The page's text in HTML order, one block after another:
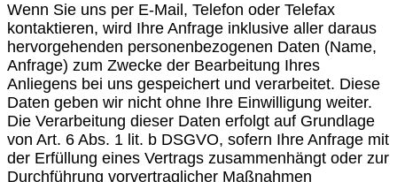
Wenn Sie uns per E-Mail, Telefon oder Telefax
kontaktieren, wird Ihre Anfrage inklusive aller daraus
hervorgehenden personenbezogenen Daten (Name,
Anfrage) zum Zwecke der Bearbeitung Ihres
Anliegens bei uns gespeichert und verarbeitet. Diese
Daten geben wir nicht ohne Ihre Einwilligung weiter.
Die Verarbeitung dieser Daten erfolgt auf Grundlage
von Art. 6 Abs. 1 lit. b DSGVO, sofern Ihre Anfrage mit
der Erfüllung eines Vertrags zusammenhängt oder zur
Durchführung vorvertraglicher Maßnahmen